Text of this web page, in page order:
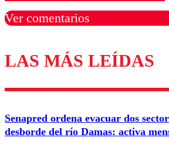
Ver comentarios
Los comentarios son moderados
diálogo respetuoso.
Correo
LAS MÁS LEÍDAS
Senapred ordena evacuar dos
desborde del río Damas: activa